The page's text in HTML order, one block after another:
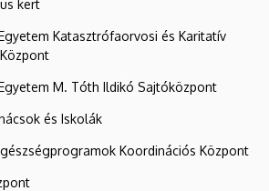
kert
Katasztrófaorvosi és Karitatív
M. Tóth Ildikó Sajtóközpont
és Iskolák
Koordinációs Központ